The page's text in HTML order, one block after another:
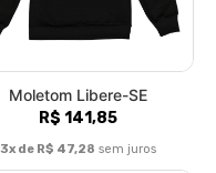
Moletom Libere-SE
R$ 141,85
3x de R$ 47,28 sem juros